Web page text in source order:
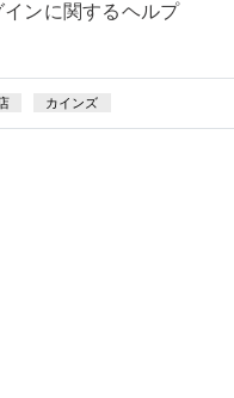
インに関するヘルプ
カインズ